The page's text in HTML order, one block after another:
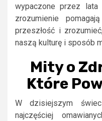
wypaczone przez
zrozumienie
przeszłość i
naszą kulturę i sposób
Mity o
Które
W dzisiejszym
najczęściej